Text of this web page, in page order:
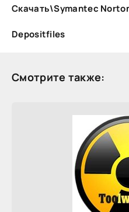
Скачать\Symantec
Depositfiles
Смотрите также: